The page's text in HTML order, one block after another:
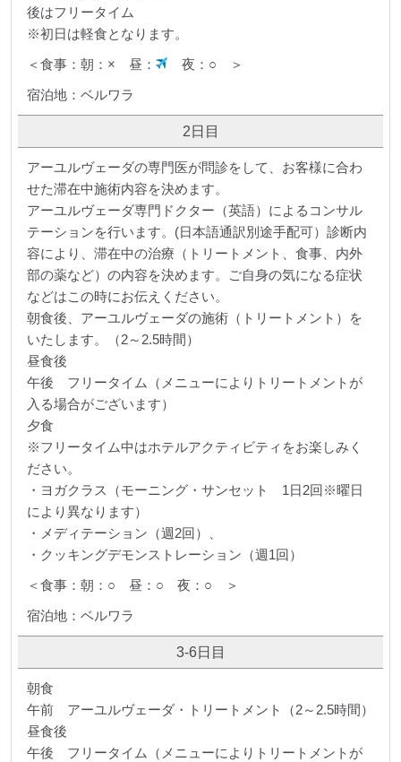
後はフリータイム
※初日は軽食となります。
＜食事：朝：× 昼：
夜：○ ＞
宿泊地：ベルワラ
2日目
アーユルヴェーダの専門医が問診をして、お客様に合わ
せた滞在中施術内容を決めます。
アーユルヴェーダ専門ドクター（英語）によるコンサル
テーションを行います。(日本語通訳別途手配可）診断内
容により、滞在中の治療（トリートメント、食事、内外
部の薬など）の内容を決めます。ご自身の気になる症状
などはこの時にお伝えください。
朝食後、アーユルヴェーダの施術（トリートメント）を
いたします。（2～2.5時間）
昼食後
午後 フリータイム（メニューによりトリートメントが
入る場合がございます）
夕食
※フリータイム中はホテルアクティビティをお楽しみく
ださい。
・ヨガクラス（モーニング・サンセット 1日2回※曜日
により異なります）
・メディテーション（週2回）、
・クッキングデモンストレーション（週1回）
＜食事：朝：○ 昼：○ 夜：○ ＞
宿泊地：ベルワラ
3-6日目
朝食
午前 アーユルヴェーダ・トリートメント（2～2.5時間）
昼食後
午後 フリータイム（メニューによりトリートメントが